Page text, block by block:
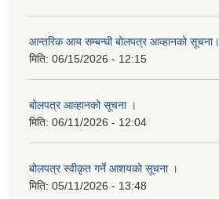
आन्तरिक आय सम्बन्धी बोलपत्र आव्हानको सूचना।
मिति: 06/15/2026 - 12:15
बोलपत्र आव्हानको सूचना ।
मिति: 06/11/2026 - 12:04
बोलपत्र स्वीकृत गर्ने आशयको सूचना ।
मिति: 05/11/2026 - 13:48